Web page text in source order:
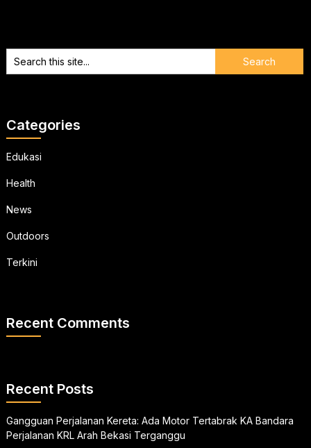
Categories
Edukasi
Health
News
Outdoors
Terkini
Recent Comments
Recent Posts
Gangguan Perjalanan Kereta: Ada Motor Tertabrak KA Bandara
Perjalanan KRL Arah Bekasi Terganggu